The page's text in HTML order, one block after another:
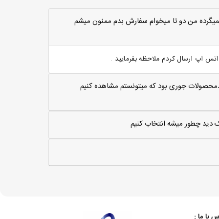
من دو تا ميخوام سفارش بدم ممنون ميشم
اپ ارسال کردم ملاحظه بفرمایید .
50سانت اگه کدمحصولات جوری بود که میتونستم مشاهده کنیم
دید چطور میشه انتخاب کنیم